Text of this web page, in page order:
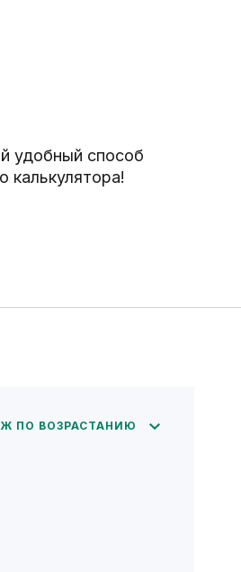
удобный способ
калькулятора!
ПО ВОЗРАСТАНИЮ